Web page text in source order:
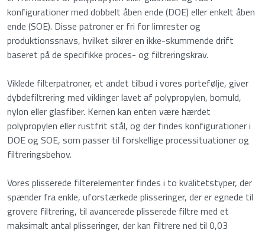
konfigurationer med dobbelt åben ende (DOE) eller enkelt åben
ende (SOE). Disse patroner er fri for limrester og
produktionssnavs, hvilket sikrer en ikke-skummende drift
baseret på de specifikke proces- og filtreringskrav.
Viklede filterpatroner, et andet tilbud i vores portefølje, giver
dybdefiltrering med viklinger lavet af polypropylen, bomuld,
nylon eller glasfiber. Kernen kan enten være hærdet
polypropylen eller rustfrit stål, og der findes konfigurationer i
DOE og SOE, som passer til forskellige processituationer og
filtreringsbehov.
Vores plisserede filterelementer findes i to kvalitetstyper, der
spænder fra enkle, uforstærkede plisseringer, der er egnede til
grovere filtrering, til avancerede plisserede filtre med et
maksimalt antal plisseringer, der kan filtrere ned til 0,03